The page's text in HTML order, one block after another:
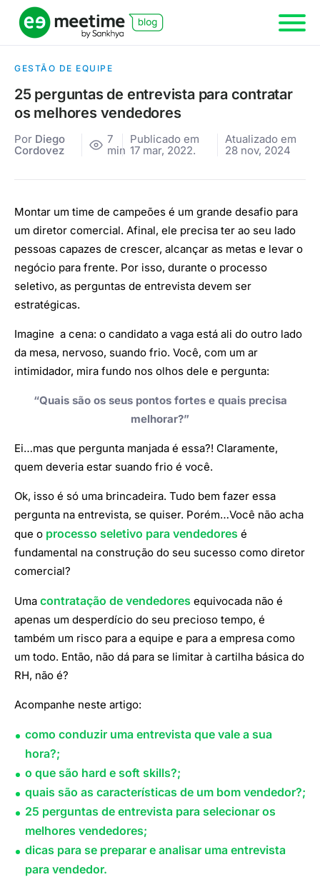
GESTÃO DE EQUIPE
25 perguntas de entrevista para contratar
os melhores vendedores
Por Diego
Cordovez
7
min
Publicado em
17 mar, 2022.
Atualizado em
28 nov, 2024
Montar um time de campeões é um grande desafio para
um diretor comercial. Afinal, ele precisa ter ao seu lado
pessoas capazes de crescer, alcançar as metas e levar o
negócio para frente. Por isso, durante o processo
seletivo, as perguntas de entrevista devem ser
estratégicas.
Imagine a cena: o candidato a vaga está ali do outro lado
da mesa, nervoso, suando frio. Você, com um ar
intimidador, mira fundo nos olhos dele e pergunta:
“Quais são os seus pontos fortes e quais precisa
melhorar?”
Ei…mas que pergunta manjada é essa?! Claramente,
quem deveria estar suando frio é você.
Ok, isso é só uma brincadeira. Tudo bem fazer essa
pergunta na entrevista, se quiser. Porém…Você não acha
que o processo seletivo para vendedores é
fundamental na construção do seu sucesso como diretor
comercial?
Uma contratação de vendedores equivocada não é
apenas um desperdício do seu precioso tempo, é
também um risco para a equipe e para a empresa como
um todo. Então, não dá para se limitar à cartilha básica do
RH, não é?
Acompanhe neste artigo:
como conduzir uma entrevista que vale a sua
hora?;
o que são hard e soft skills?;
quais são as características de um bom vendedor?;
25 perguntas de entrevista para selecionar os
melhores vendedores;
dicas para se preparar e analisar uma entrevista
para vendedor.